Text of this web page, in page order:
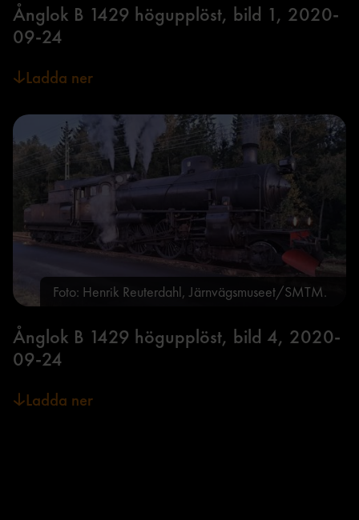
Ånglok B 1429 högupplöst, bild 1, 2020-
09-24
Ladda ner
Ånglok B 1429 högupplöst, bild 4, 2020-
09-24
Foto: Henrik Reuterdahl, Järnvägsmuseet/SMTM.
Ladda ner